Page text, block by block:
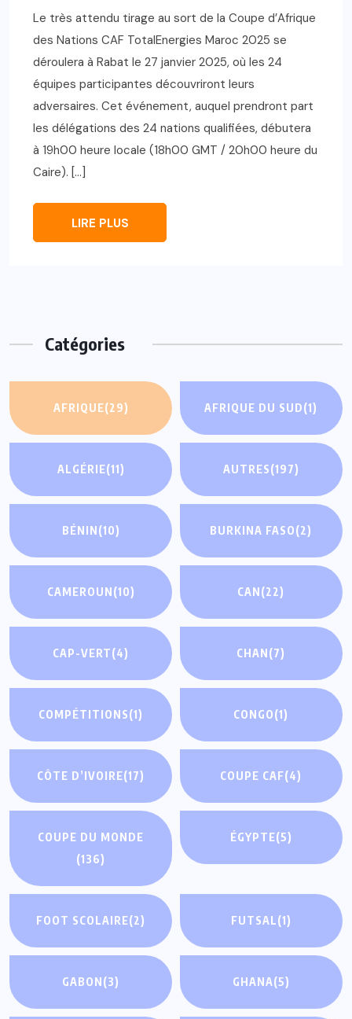
Le très attendu tirage au sort de la Coupe d’Afrique
des Nations CAF TotalEnergies Maroc 2025 se
déroulera à Rabat le 27 janvier 2025, où les 24
équipes participantes découvriront leurs
adversaires. Cet événement, auquel prendront part
les délégations des 24 nations qualifiées, débutera
à 19h00 heure locale (18h00 GMT / 20h00 heure du
Caire). […]
LIRE PLUS
Catégories
AFRIQUE(29) AFRIQUE DU SUD(1)
ALGÉRIE(11) AUTRES(197)
BÉNIN(10) BURKINA FASO(2)
CAMEROUN(10) CAN(22)
CAP-VERT(4) CHAN(7)
COMPÉTITIONS(1) CONGO(1)
CÔTE D’IVOIRE(17) COUPE CAF(4)
COUPE DU MONDE
(136)
ÉGYPTE(5)
FOOT SCOLAIRE(2) FUTSAL(1)
GABON(3) GHANA(5)